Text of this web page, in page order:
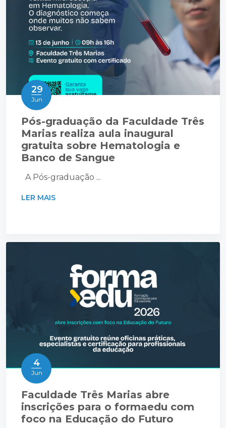
29
Jun
Pós-graduação da Faculdade Três
Marias realiza aula inaugural
gratuita sobre Hematologia e
Banco de Sangue
A Pós-graduação ...
LER MAIS
4
Jun
Faculdade Três Marias abre
inscrições para o formaedu com
foco na Educação do Futuro